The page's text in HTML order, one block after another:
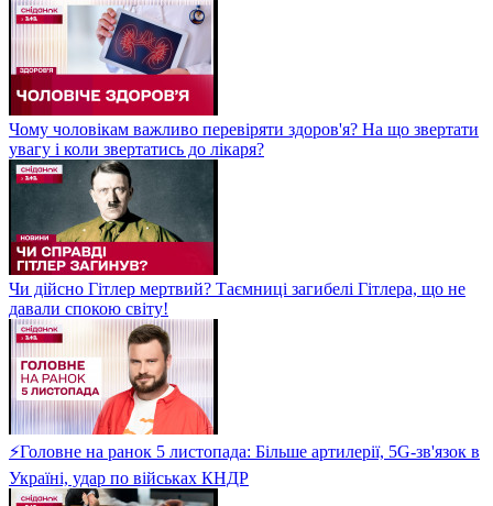
Чому чоловікам важливо перевіряти здоров'я? На що звертати
увагу і коли звертатись до лікаря?
Чи дійсно Гітлер мертвий? Таємниці загибелі Гітлера, що не
давали спокою світу!
⚡Головне на ранок 5 листопада: Більше артилерії, 5G-зв'язок в
Україні, удар по військах КНДР